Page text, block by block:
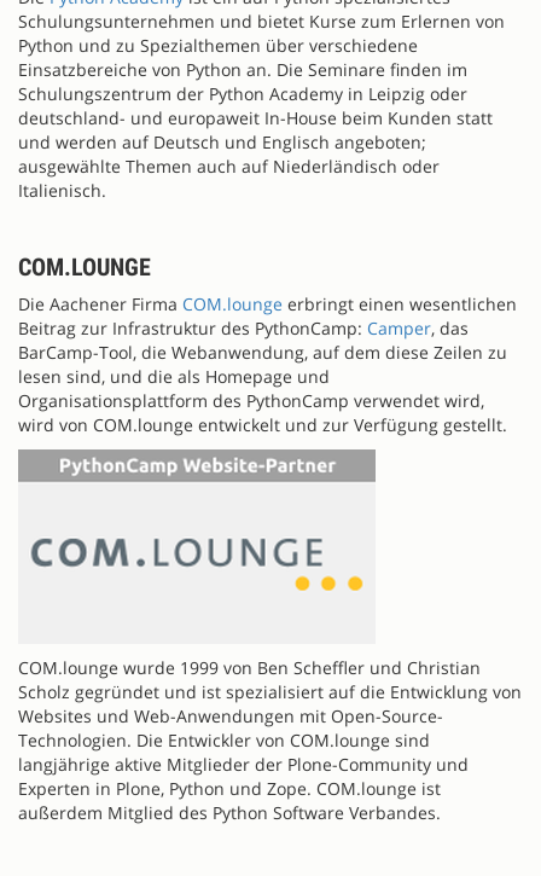
Schulungsunternehmen und bietet Kurse zum Erlernen von
Python und zu Spezialthemen über verschiedene
Einsatzbereiche von Python an. Die Seminare finden im
Schulungszentrum der Python Academy in Leipzig oder
deutschland- und europaweit In-House beim Kunden statt
und werden auf Deutsch und Englisch angeboten;
ausgewählte Themen auch auf Niederländisch oder
Italienisch.
COM.LOUNGE
Die Aachener Firma COM.lounge erbringt einen wesentlichen
Beitrag zur Infrastruktur des PythonCamp: Camper, das
BarCamp-Tool, die Webanwendung, auf dem diese Zeilen zu
lesen sind, und die als Homepage und
Organisationsplattform des PythonCamp verwendet wird,
wird von COM.lounge entwickelt und zur Verfügung gestellt.
COM.lounge wurde 1999 von Ben Scheffler und Christian
Scholz gegründet und ist spezialisiert auf die Entwicklung von
Websites und Web-Anwendungen mit Open-Source-
Technologien. Die Entwickler von COM.lounge sind
langjährige aktive Mitglieder der Plone-Community und
Experten in Plone, Python und Zope. COM.lounge ist
außerdem Mitglied des Python Software Verbandes.